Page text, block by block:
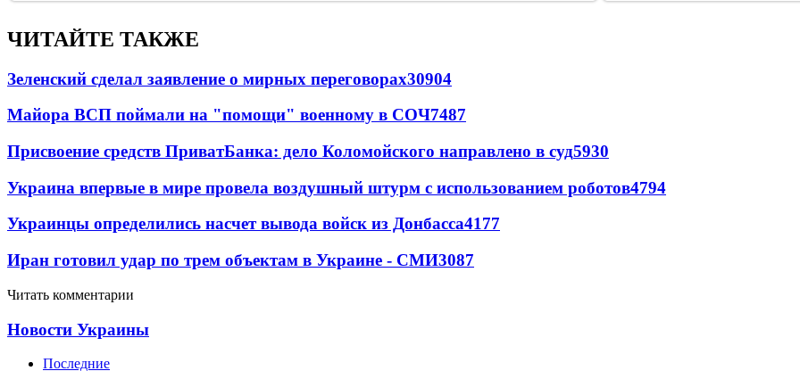
ЧИТАЙТЕ ТАКЖЕ
Зеленский сделал заявление о мирных переговорах30904
Майора ВСП поймали на "помощи" военному в СОЧ7487
Присвоение средств ПриватБанка: дело Коломойского направлено в суд5930
Украина впервые в мире провела воздушный штурм с использованием роботов4794
Украинцы определились насчет вывода войск из Донбасса4177
Иран готовил удар по трем объектам в Украине - СМИ3087
Читать комментарии
Новости Украины
Последние